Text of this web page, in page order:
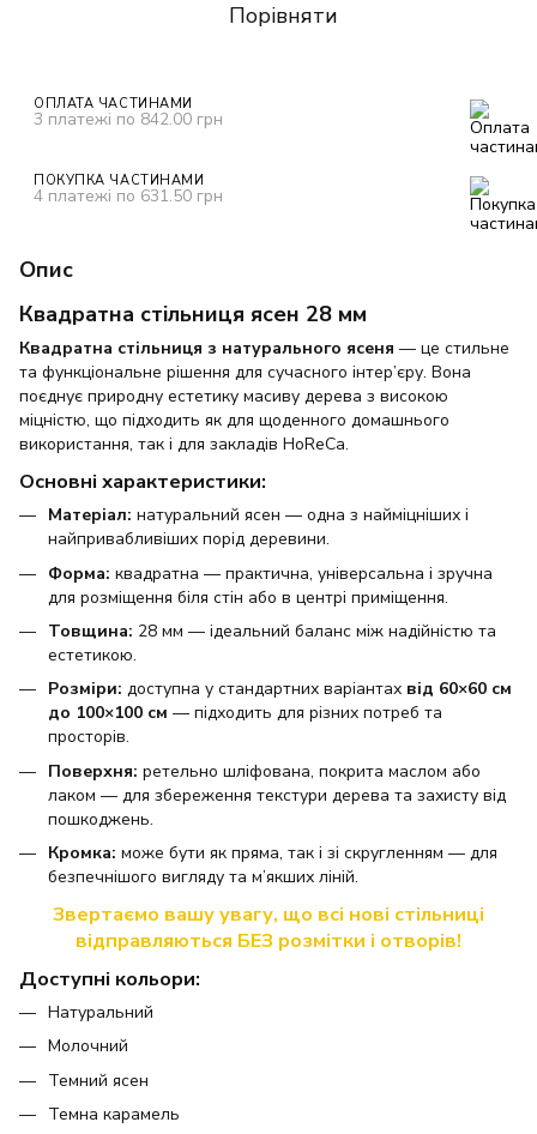
Порівняти
ОПЛАТА ЧАСТИНАМИ
3 платежі по 842.00 грн
ПОКУПКА ЧАСТИНАМИ
4 платежі по 631.50 грн
Опис
Квадратна стільниця ясен 28 мм
Квадратна стільниця з натурального ясеня — це стильне
та функціональне рішення для сучасного інтер’єру. Вона
поєднує природну естетику масиву дерева з високою
міцністю, що підходить як для щоденного домашнього
використання, так і для закладів HoReCa.
Основні характеристики:
Матеріал: натуральний ясен — одна з найміцніших і
найпривабливіших порід деревини.
Форма: квадратна — практична, універсальна і зручна
для розміщення біля стін або в центрі приміщення.
Товщина: 28 мм — ідеальний баланс між надійністю та
естетикою.
Розміри: доступна у стандартних варіантах від 60×60 см
до 100×100 см — підходить для різних потреб та
просторів.
Поверхня: ретельно шліфована, покрита маслом або
лаком — для збереження текстури дерева та захисту від
пошкоджень.
Кромка: може бути як пряма, так і зі скругленням — для
безпечнішого вигляду та м’якших ліній.
Звертаємо вашу увагу, що всі нові стільниці
відправляються БЕЗ розмітки і отворів!
Доступні кольори:
Натуральний
Молочний
Темний ясен
Темна карамель